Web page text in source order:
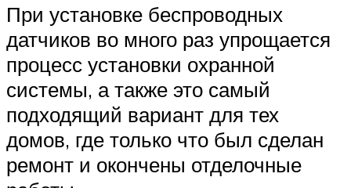
При установке беспроводных
датчиков во много раз упрощается
процесс установки охранной
системы, а также это самый
подходящий вариант для тех
домов, где только что был сделан
ремонт и окончены отделочные